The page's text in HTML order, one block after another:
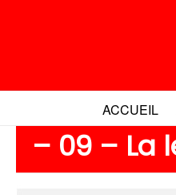
ACCUEIL
– 09 – La